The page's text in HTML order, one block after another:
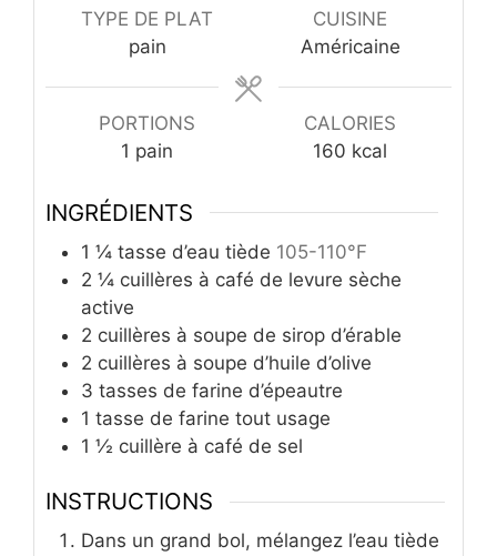
TYPE DE PLAT
pain
CUISINE
Américaine
PORTIONS
1 pain
CALORIES
160 kcal
INGRÉDIENTS
1 ¼ tasse d’eau tiède 105-110°F
2 ¼ cuillères à café de levure sèche
active
2 cuillères à soupe de sirop d’érable
2 cuillères à soupe d’huile d’olive
3 tasses de farine d’épeautre
1 tasse de farine tout usage
1 ½ cuillère à café de sel
INSTRUCTIONS
Dans un grand bol, mélangez l’eau tiède